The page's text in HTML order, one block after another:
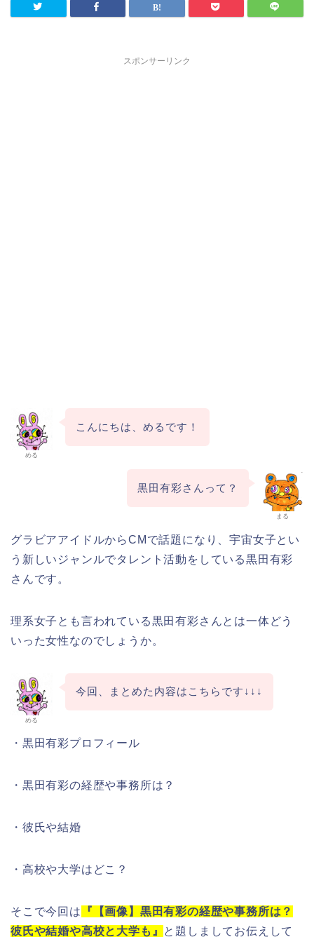
スポンサーリンク
める
こんにちは、めるです！
まる
黒田有彩さんって？
グラビアアイドルからCMで話題になり、宇宙女子とい
う新しいジャンルでタレント活動をしている黒田有彩
さんです。
理系女子とも言われている黒田有彩さんとは一体どう
いった女性なのでしょうか。
める
今回、まとめた内容はこちらです↓↓↓
・黒田有彩プロフィール
・黒田有彩の経歴や事務所は？
・彼氏や結婚
・高校や大学はどこ？
そこで今回は
『【画像】黒田有彩の経歴や事務所は？
彼氏や結婚や高校と大学も』 と題しましてお伝えして